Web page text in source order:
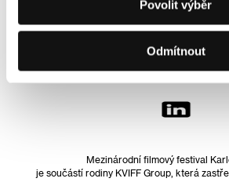
Povolit výběr
Odmítnout
Sledujte nás na síti:
Mezinárodní filmový festival
je součástí rodiny KVIFF Group, která